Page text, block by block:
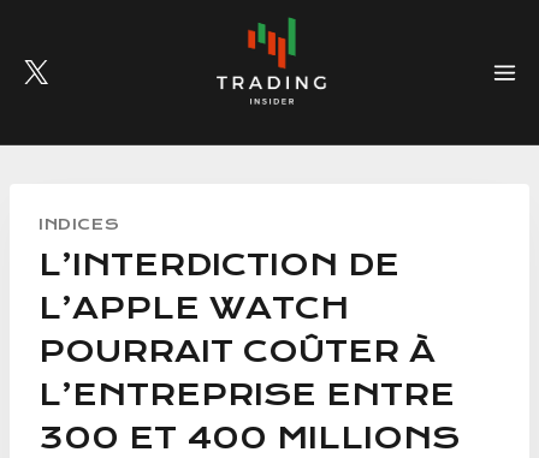
content
INDICES
L’INTERDICTION DE
L’APPLE WATCH
POURRAIT COÛTER À
L’ENTREPRISE ENTRE
300 ET 400 MILLIONS